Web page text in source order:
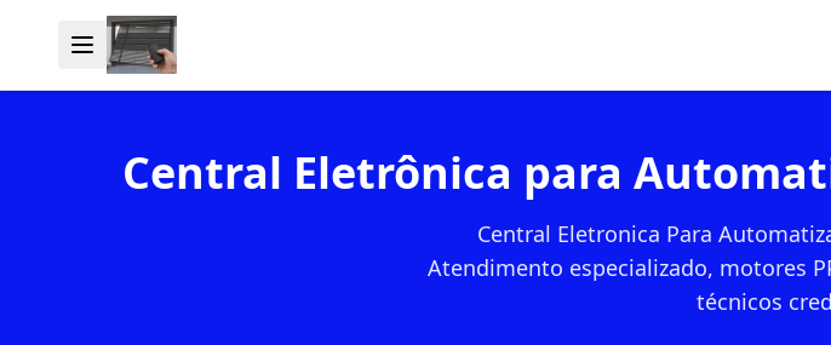
Central Eletrônica para
Central Eletronica Para
Atendimento especializado, motores
técnicos